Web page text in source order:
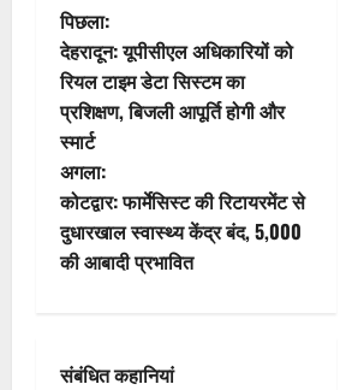
पो
स्ट
ने
वि
गे
श
पिछला:
देहरादून: यूपीसीएल अधिकारियों को
रियल टाइम डेटा सिस्टम का
प्रशिक्षण, बिजली आपूर्ति होगी और
स्मार्ट
अगला:
कोटद्वार: फार्मेसिस्ट की रिटायरमेंट से
दुधारखाल स्वास्थ्य केंद्र बंद, 5,000
की आबादी प्रभावित
संबंधित कहानियां